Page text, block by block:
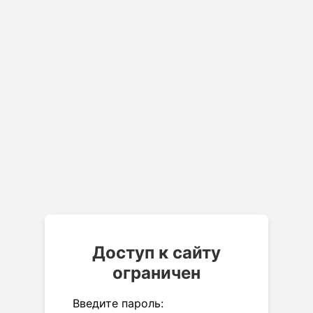
Доступ к сайту
ограничен
Введите пароль: